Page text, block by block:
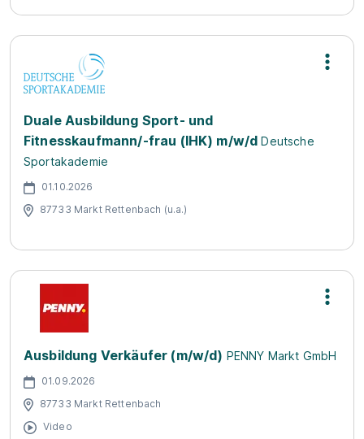
Duale Ausbildung Sport- und
Fitnesskaufmann/-frau (IHK) m/w/d Deutsche
Sportakademie
01.10.2026
87733 Markt Rettenbach (u.a.)
Ausbildung Verkäufer (m/w/d) PENNY Markt GmbH
01.09.2026
87733 Markt Rettenbach
Video